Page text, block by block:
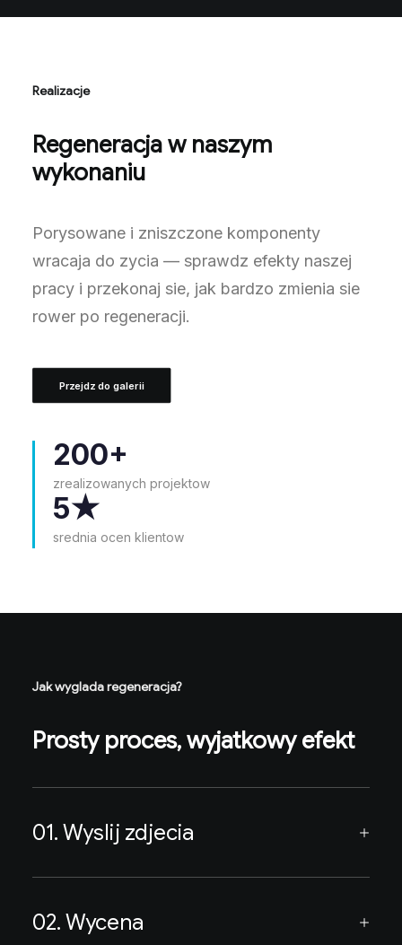
Realizacje
Regeneracja w naszym
wykonaniu
Porysowane i zniszczone komponenty
wracaja do zycia — sprawdz efekty naszej
pracy i przekonaj sie, jak bardzo zmienia sie
rower po regeneracji.
Przejdz do galerii
200+
zrealizowanych projektow
5★
srednia ocen klientow
Jak wyglada regeneracja?
Prosty proces, wyjatkowy efekt
01. Wyslij zdjecia
02. Wycena